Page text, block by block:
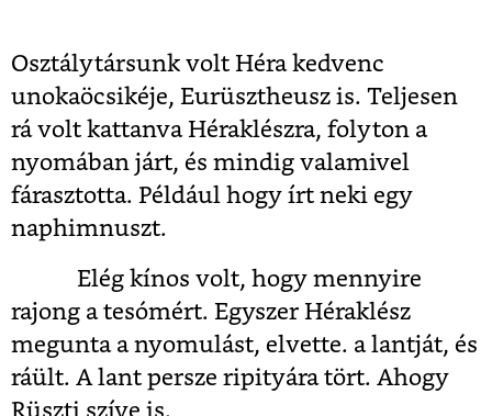
Osztálytársunk volt Héra kedvenc
unokaöcsikéje, Eurüsztheusz is. Teljesen
rá volt kattanva Héraklészra, folyton a
nyomában járt, és mindig valamivel
fárasztotta. Például hogy írt neki egy
naphimnuszt.
Elég kínos volt, hogy mennyire
rajong a tesómért. Egyszer Héraklész
megunta a nyomulást, elvette. a lantját, és
ráült. A lant persze ripityára tört. Ahogy
Rüszti szíve is.